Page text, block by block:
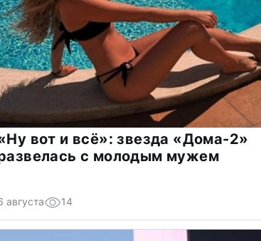
вот и всё»: звезда «Дома-2»
с молодым мужем
августа 14